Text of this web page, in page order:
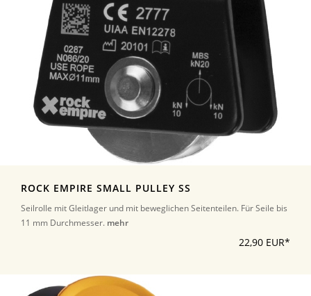
ROCK EMPIRE SMALL PULLEY SS
Seilrolle mit Gleitlager und mit beweglichen Seitenteilen. Für Seile bis
11 mm Durchmesser. mehr
22,90 EUR*